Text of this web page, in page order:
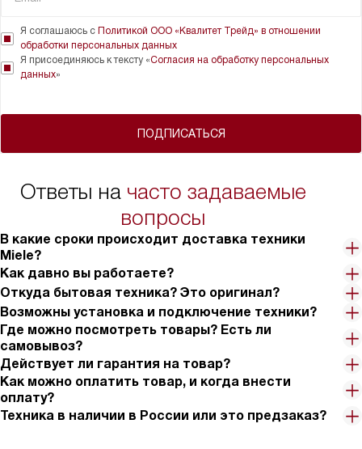
ПОДПИСАТЬСЯ
Я соглашаюсь с Политикой ООО «Квалитет Трейд» в отношении
обработки персональных данных
Я присоединяюсь к тексту «Согласия на обработку персональных
данных»
Ответы на часто задаваемые
вопросы
В какие сроки происходит доставка техники
Miele?
Как давно вы работаете?
Откуда бытовая техника? Это оригинал?
Возможны установка и подключение техники?
Где можно посмотреть товары? Есть ли
самовывоз?
Действует ли гарантия на товар?
Как можно оплатить товар, и когда внести
оплату?
Техника в наличии в России или это предзаказ?